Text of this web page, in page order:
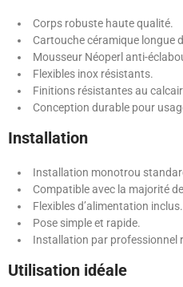
Corps robuste haute qualité.
Cartouche céramique longue
Mousseur Néoperl anti-
Flexibles inox résistants.
Finitions résistantes au
Conception durable pour
Installation
Installation monotrou
Compatible avec la majorité
Flexibles d’alimentation inclus.
Pose simple et rapide.
Installation par professionnel
Utilisation idéale